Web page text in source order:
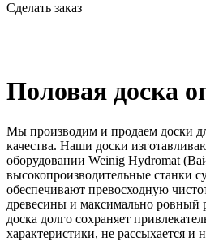
Сделать заказ
Половая доска
Мы производим и продаем доски
качества. Наши доски
оборудовании Weinig Hydromat
высокопроизводительные станки
обеспечивают превосходную
древесины и максимально ровный
доска долго сохраняет
характеристики, не рассыхается и